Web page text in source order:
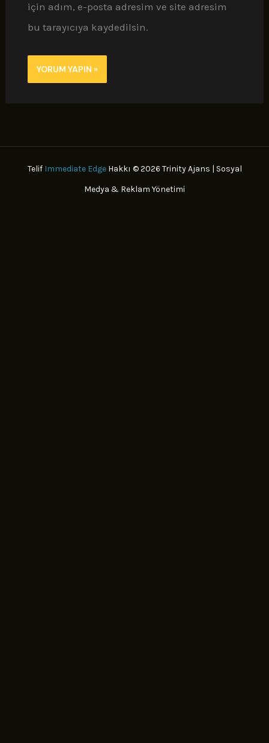
için adım, e-posta adresim ve site adresim
bu tarayıcıya kaydedilsin.
Telif Immediate EdgeHakkı © 2026 Trinity Ajans | Sosyal
Medya & Reklam Yönetimi